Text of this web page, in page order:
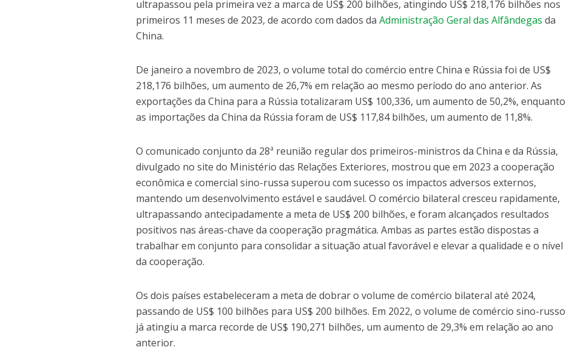
ultrapassou pela primeira vez a marca de US$ 200 bilhões, atingindo US$ 218,176 bilhões nos
primeiros 11 meses de 2023, de acordo com dados daAdministração Geral das Alfândegas da
China.
De janeiro a novembro de 2023, o volume total do comércio entre China e Rússia foi de US$
218,176 bilhões, um aumento de 26,7% em relação ao mesmo período do ano anterior. As
exportações da China para a Rússia totalizaram US$ 100,336, um aumento de 50,2%, enquanto
as importações da China da Rússia foram de US$ 117,84 bilhões, um aumento de 11,8%.
O comunicado conjunto da 28ª reunião regular dos primeiros-ministros da China e da Rússia,
divulgado no site do Ministério das Relações Exteriores, mostrou que em 2023 a cooperação
econômica e comercial sino-russa superou com sucesso os impactos adversos externos,
mantendo um desenvolvimento estável e saudável. O comércio bilateral cresceu rapidamente,
ultrapassando antecipadamente a meta de US$ 200 bilhões, e foram alcançados resultados
positivos nas áreas-chave da cooperação pragmática. Ambas as partes estão dispostas a
trabalhar em conjunto para consolidar a situação atual favorável e elevar a qualidade e o nível
da cooperação.
Os dois países estabeleceram a meta de dobrar o volume de comércio bilateral até 2024,
passando de US$ 100 bilhões para US$ 200 bilhões. Em 2022, o volume de comércio sino-russo
já atingiu a marca recorde de US$ 190,271 bilhões, um aumento de 29,3% em relação ao ano
anterior.